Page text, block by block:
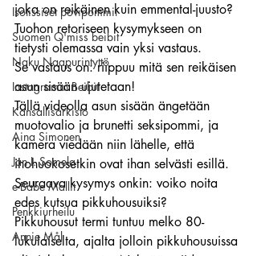
Isotissiset povipommit
Suomen Q'miss beibit
Naku Naapurintyttö
Instagramin Beibit
Kansallisarkisto
Aina Simonen
Jan I. Somela
e-Babe Mallit
Penkkiurheilu
Annie Mål
joka on reikäinen kuin emmental-juusto?
Tuohon retoriseen kysymykseen on
tietysti olemassa vain yksi vastaus.
Se vastaus on: riippuu mitä sen reikäisen
asun sisään ujutetaan!
Tällä videolla asun sisään ängetään
muotovalio ja brunetti seksipommi, ja
kamera viedään niin lähelle, että
ihohuokosetkin ovat ihan selvästi esillä.
Seuraava kysymys onkin: voiko noita
edes kutsua pikkuhousuiksi?
Pikkuhousut termi tuntuu melko 80-
lukulaiselta, ajalta jolloin pikkuhousuissa